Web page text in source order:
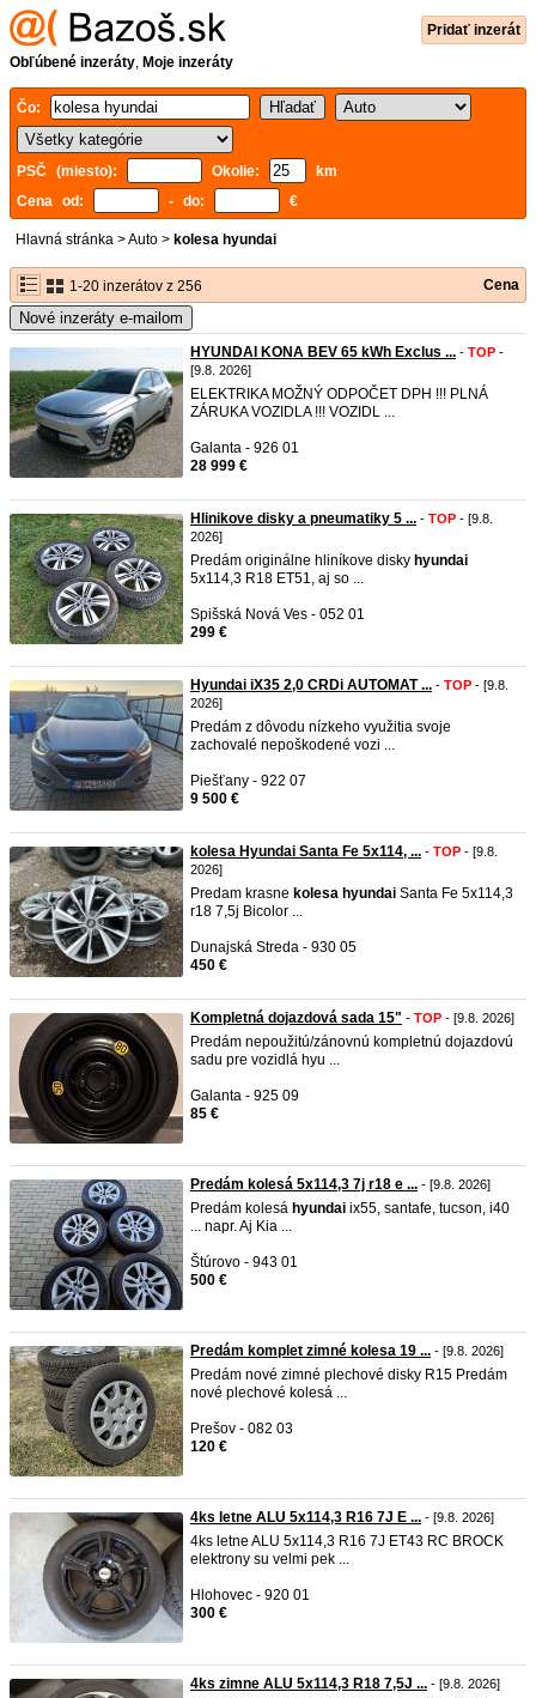
Pridať inzerát
Obľúbené inzeráty, Moje inzeráty
Čo:
PSČ (miesto): Okolie:
km
Cena od:
- do: €
Hlavná stránka >Auto > kolesa hyundai
1-20 inzerátov z 256 Cena
Nové inzeráty e-mailom
HYUNDAI KONA BEV 65 kWh Exclus ... - TOP -
[9.8. 2026]
ELEKTRIKA MOŽNÝ ODPOČET DPH !!! PLNÁ
ZÁRUKA VOZIDLA !!! VOZIDL ...
Galanta - 926 01
28 999 €
Hlinikove disky a pneumatiky 5 ... - TOP - [9.8.
2026]
Predám originálne hliníkove disky hyundai
5x114,3 R18 ET51, aj so ...
Spišská Nová Ves - 052 01
299 €
Hyundai iX35 2,0 CRDi AUTOMAT ... - TOP - [9.8.
2026]
Predám z dôvodu nízkeho využitia svoje
zachovalé nepoškodené vozi ...
Piešťany - 922 07
9 500 €
kolesa Hyundai Santa Fe 5x114, ... - TOP - [9.8.
2026]
Predam krasne kolesa hyundai Santa Fe 5x114,3
r18 7,5j Bicolor ...
Dunajská Streda - 930 05
450 €
Kompletná dojazdová sada 15" - TOP - [9.8. 2026]
Predám nepoužitú/zánovnú kompletnú dojazdovú
sadu pre vozidlá hyu ...
Galanta - 925 09
85 €
Predám kolesá 5x114,3 7j r18 e ... - [9.8. 2026]
Predám kolesá hyundai ix55, santafe, tucson, i40
... napr. Aj Kia ...
Štúrovo - 943 01
500 €
Predám komplet zimné kolesa 19 ... - [9.8. 2026]
Predám nové zimné plechové disky R15 Predám
nové plechové kolesá ...
Prešov - 082 03
120 €
4ks letne ALU 5x114,3 R16 7J E ... - [9.8. 2026]
4ks letne ALU 5x114,3 R16 7J ET43 RC BROCK
elektrony su velmi pek ...
Hlohovec - 920 01
300 €
4ks zimne ALU 5x114,3 R18 7,5J ... - [9.8. 2026]